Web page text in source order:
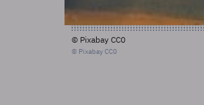
© Pixabay CC0
© Pixabay CC0